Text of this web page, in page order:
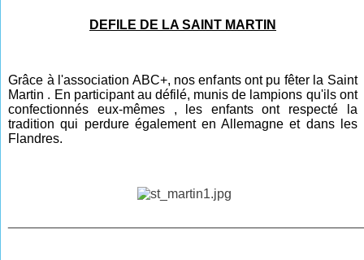
DEFILE DE LA SAINT MARTIN
Grâce à l'association ABC+, nos enfants ont pu fêter la Saint
Martin . En participant au défilé, munis de lampions qu'ils ont
confectionnés eux-mêmes , les enfants ont respecté la
tradition qui perdure également en Allemagne et dans les
Flandres.